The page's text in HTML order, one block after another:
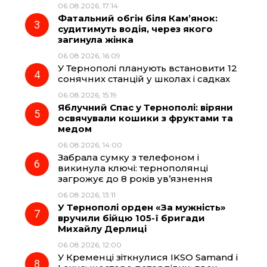
k
a
m
06.08.2026, 17:14
Фатальний обгін біля Кам’янок:
судитимуть водія, через якого
загинула жінка
06.08.2026, 16:09
У Тернополі планують встановити 12
сонячних станцій у школах і садках
06.08.2026, 15:19
Яблучний Спас у Тернополі: віряни
освячували кошики з фруктами та
медом
06.08.2026, 14:00
Забрала сумку з телефоном і
викинула ключі: тернополянці
загрожує до 8 років ув’язнення
06.08.2026, 13:11
У Тернополі орден «За мужність»
вручили бійцю 105-ї бригади
Михайлу Дерлиці
06.08.2026, 12:00
У Кременці зіткнулися IKSO Samand і